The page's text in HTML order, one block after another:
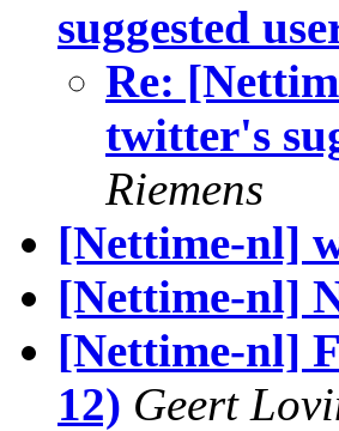
suggested
Re:
twitter's
Riemens
[Nettime-nl]
[Nettime-nl]
[Nettime-nl]
12) Geert